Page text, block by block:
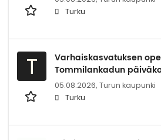
Turku
T
Varhaiskasvatuksen
Tommilankadun
05.08.2026, Turun kaupunki
Turku